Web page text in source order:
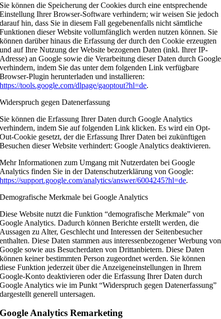
Sie können die Speicherung der Cookies durch eine entsprechende
Einstellung Ihrer Browser-Software verhindern; wir weisen Sie jedoch
darauf hin, dass Sie in diesem Fall gegebenenfalls nicht sämtliche
Funktionen dieser Website vollumfänglich werden nutzen können. Sie
können darüber hinaus die Erfassung der durch den Cookie erzeugten
und auf Ihre Nutzung der Website bezogenen Daten (inkl. Ihrer IP-
Adresse) an Google sowie die Verarbeitung dieser Daten durch Google
verhindern, indem Sie das unter dem folgenden Link verfügbare
Browser-Plugin herunterladen und installieren:
https://tools.google.com/dlpage/gaoptout?hl=de.
Widerspruch gegen Datenerfassung
Sie können die Erfassung Ihrer Daten durch Google Analytics
verhindern, indem Sie auf folgenden Link klicken. Es wird ein Opt-
Out-Cookie gesetzt, der die Erfassung Ihrer Daten bei zukünftigen
Besuchen dieser Website verhindert:Google Analytics deaktivieren.
Mehr Informationen zum Umgang mit Nutzerdaten bei Google
Analytics finden Sie in der Datenschutzerklärung von Google:
https://support.google.com/analytics/answer/6004245?hl=de.
Demografische Merkmale bei Google Analytics
Diese Website nutzt die Funktion “demografische Merkmale” von
Google Analytics. Dadurch können Berichte erstellt werden, die
Aussagen zu Alter, Geschlecht und Interessen der Seitenbesucher
enthalten. Diese Daten stammen aus interessenbezogener Werbung von
Google sowie aus Besucherdaten von Drittanbietern. Diese Daten
können keiner bestimmten Person zugeordnet werden. Sie können
diese Funktion jederzeit über die Anzeigeneinstellungen in Ihrem
Google-Konto deaktivieren oder die Erfassung Ihrer Daten durch
Google Analytics wie im Punkt “Widerspruch gegen Datenerfassung”
dargestellt generell untersagen.
Google Analytics Remarketing